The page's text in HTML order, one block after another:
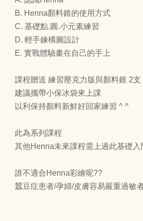
B. Henna顏料錐的使用方式
C. 基礎點.圓.小元素練習
D. 輕手鍊構圖設計
E. 實戰體驗畫在自己的手上
課程贈送 練習壓克力版與顏料錐 2支
建議攜帶小保冰袋來上課
以利保持顏料新鮮好回家練習 ^ ^
此為系列課程
其他Henna未來課程需上過此基礎入
誰不適合Henna彩繪呢??
蠶豆症患者/孕婦/皮膚容易嚴重過敏